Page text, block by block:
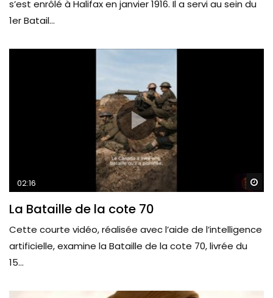
s’est enrôlé à Halifax en janvier 1916. Il a servi au sein du
1er Batail...
02:16
La Bataille de la cote 70
Cette courte vidéo, réalisée avec l’aide de l’intelligence
artificielle, examine la Bataille de la cote 70, livrée du
15...